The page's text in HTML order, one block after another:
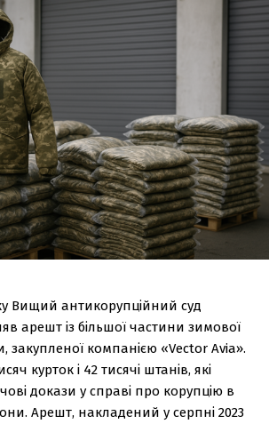
Вищий антикорупційний суд
арешт із більшої частини зимової
закупленої компанією «Vector Avia».
курток і 42 тисячі штанів, які
докази у справі про корупцію в
Арешт, накладений у серпні 2023